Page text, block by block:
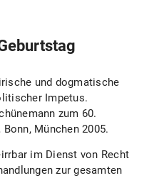
und dogmatische
Impetus.
zum 60.
München 2005.
im Dienst von Recht
zur gesamten